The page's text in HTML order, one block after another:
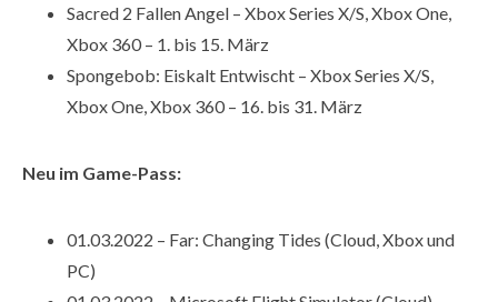
Sacred 2 Fallen Angel – Xbox Series X/S, Xbox One,
Xbox 360 – 1. bis 15. März
Spongebob: Eiskalt Entwischt – Xbox Series X/S,
Xbox One, Xbox 360 – 16. bis 31. März
Neu im Game-Pass:
01.03.2022 – Far: Changing Tides (Cloud, Xbox und
PC)